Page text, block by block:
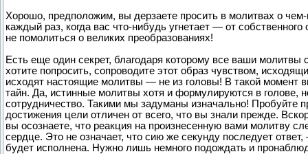
Хорошо, предположим, вы дерзаете просить в молитвах о
каждый раз, когда вас что-нибудь угнетает — от
не помолиться о великих преобразованиях!
Есть еще один секрет, благодаря которому все ваши
хотите попросить, сопроводите этот образ чувством,
исходят настоящие молитвы — не из головы! В такой момент
тайн. Да, истинные молитвы хотя и формулируются в голове,
сотрудничество. Такими мы задуманы изначально! Пробуйте
достижения цели отличен от всего, что вы знали прежде.
вы осознаете, что реакция на произнесенную вами молитву
сердце. Это не означает, что сию же секунду последует
будет исполнена. Нужно лишь немного подождать и